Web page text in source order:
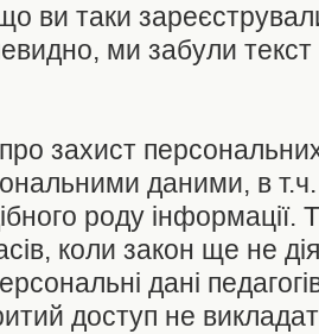
ви таки
ми забули
захист
даними, в
роду
коли закон ще не
дані
доступ не